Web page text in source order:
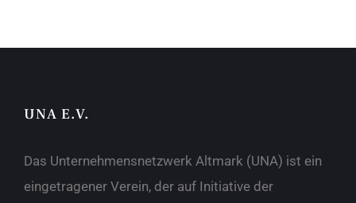
UNA E.V.
Das Unternehmensnetzwerk Altmark (UNA) ist ein
eingetragener Verein, der auf Initiative der